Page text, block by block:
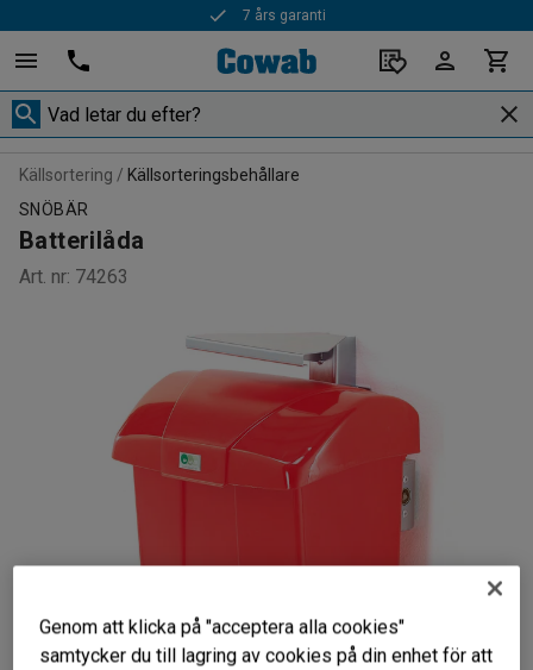
7 års garanti
Källsortering
Källsorteringsbehållare
SNÖBÄR
Batterilåda
Art. nr: 74263
Genom att klicka på "acceptera alla cookies"
samtycker du till lagring av cookies på din enhet för att